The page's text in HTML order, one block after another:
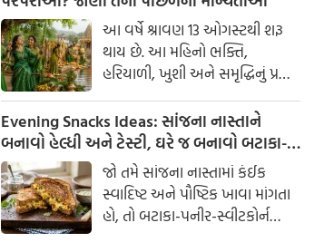
દિવસ છે.
આપે છે.
આ વર્ષે શ્રાવણ 13 ઓગસ્ટથી શરૂ
થાય છે. આ મહિનો ભક્તિ,
હરિયાળી, ખુશી અને સમૃદ્ધિનું પ્રતીક
માનવામાં આવે છે. આ સમય
દરમિયાન ગામડાઓમાં એક સમયે
ઝૂલા બાંધવામાં આવતા હતા અને
લોકગીતો ગવાતા હતા. જોકે,
Evening Snacks Ideas: સાંજના નાસ્તાને
બનાવો હેલ્ધી અને ટેસ્ટી, ઘરે જ બનાવો બટાકા-
પનીર-સ્વીટકોર્ન સેન્ડવિચજો તમે સાંજના નાસ્તામાં કંઈક
સ્વાદિષ્ટ અને પૌષ્ટિક ખાવા માંગતા
હો, તો બટાકા-પનીર-સ્વીટકોર્ન